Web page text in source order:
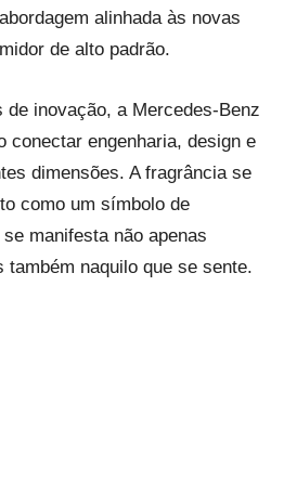
alinhada às novas
de alto padrão.
de inovação, a Mercedes-Benz
conectar engenharia, design e
dimensões. A fragrância se
como um símbolo de
manifesta não apenas
também naquilo que se sente.